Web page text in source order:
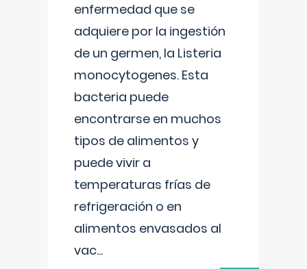
enfermedad que se
adquiere por la ingestión
de un germen, la Listeria
monocytogenes. Esta
bacteria puede
encontrarse en muchos
tipos de alimentos y
puede vivir a
temperaturas frías de
refrigeración o en
alimentos envasados al
vac...